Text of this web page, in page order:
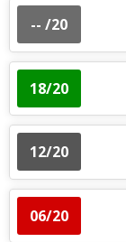
-- /20
18/20
12/20
06/20